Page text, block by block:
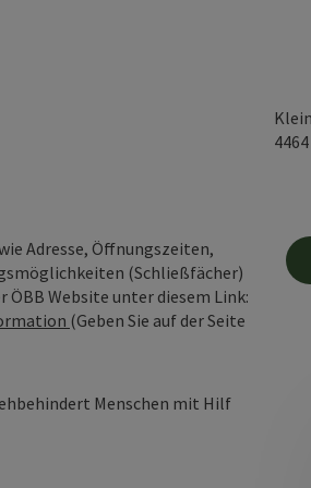
4464
Adresse, Öffnungszeiten,
(Schließfächer)
ÖBB Website unter diesem Link:
(Geben Sie auf der Seite
Menschen mit Hilf